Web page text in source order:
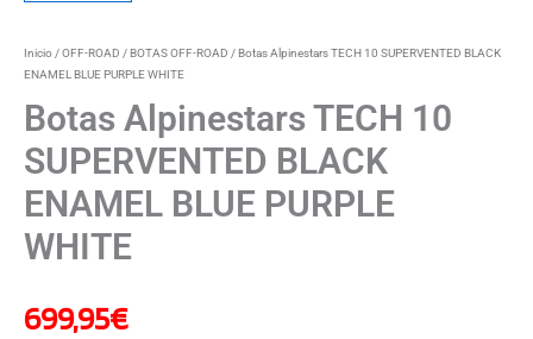
Inicio /OFF-ROAD /BOTAS OFF-ROAD / Botas Alpinestars TECH 10 SUPERVENTED BLACK
ENAMEL BLUE PURPLE WHITE
Botas Alpinestars TECH 10
SUPERVENTED BLACK
ENAMEL BLUE PURPLE
WHITE
699,95€